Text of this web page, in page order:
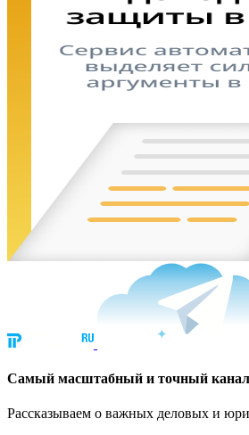
Cамый масштабный и точный канал
Рассказываем о важных деловых и